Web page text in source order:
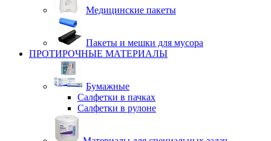
Медицинские пакеты
Пакеты и мешки для мусора
ПРОТИРОЧНЫЕ МАТЕРИАЛЫ
Бумажные
Салфетки в пачках
Салфетки в рулоне